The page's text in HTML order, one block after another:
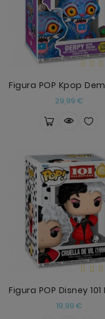
29,99 €Precio
19,99 €Precio